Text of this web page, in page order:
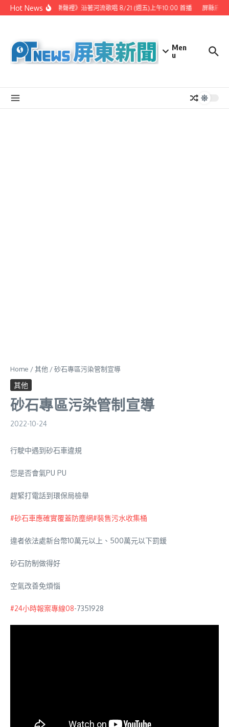
Skip to content
Hot News《 漫步樂聲裡》沿著河流歌唱 8/21 (週五)上午10:00 首播 屏縣府聯
Men
u
Home /其他 /砂石專區污染管制宣導
其他
砂石專區污染管制宣導
2022-10-24
行駛中遇到砂石車違規
您是否會氣PU PU
趕緊打電話到環保局檢舉
#砂石車應確實覆蓋防塵網#裝售污水收集桶
違者依法處新台幣10萬元以上、500萬元以下罰鍰
砂石防制做得好
空氣改善免煩惱
#24小時報案專線08-7351928